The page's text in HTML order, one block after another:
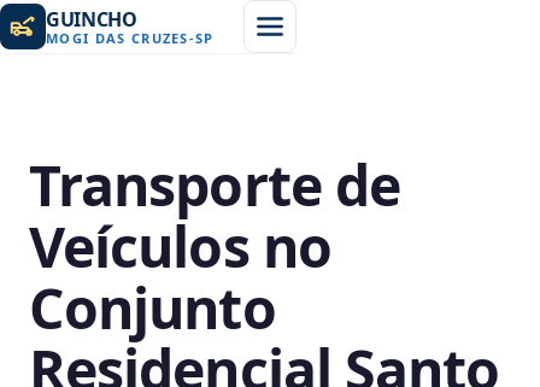
GUINCHO
MOGI DAS CRUZES-SP
Transporte de
Veículos no
Conjunto
Residencial Santo